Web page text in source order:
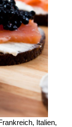
Italien,